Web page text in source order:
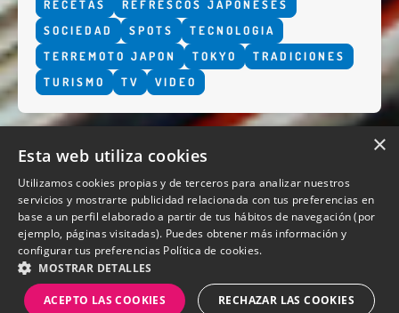
RECETAS
REFRESCOS JAPONESES
SOCIEDAD
SPOTS
TECNOLOGIA
TERREMOTO JAPON
TOKYO
TRADICIONES
TURISMO
TV VIDEO
QUIENES SOMOS
×
Esta web utiliza cookies
Utilizamos cookies propias y de terceros para analizar nuestros
servicios y mostrarte publicidad relacionada con tus preferencias en
base a un perfil elaborado a partir de tus hábitos de navegación (por
ejemplo, páginas visitadas). Puedes obtener más información y
configurar tus preferencias Política de cookies.
MOSTRAR DETALLES
ACEPTO LAS COOKIES RECHAZAR LAS COOKIES